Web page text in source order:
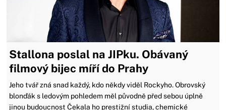
Stallona poslal na JIPku. Obávaný
filmový bijec míří do Prahy
Jeho tvář zná snad každý, kdo někdy viděl Rockyho. Obrovský
blonďák s ledovým pohledem měl původně před sebou úplně
jinou budoucnost Čekala ho prestižní studia, chemické